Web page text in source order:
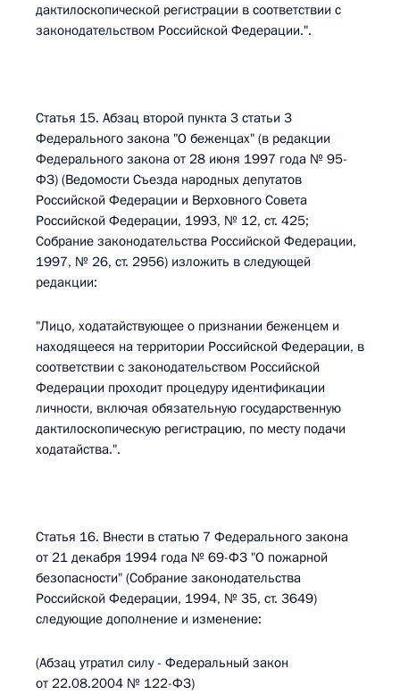
дактилоскопической регистрации в соответствии с
законодательством Российской Федерации.".
Статья 15. Абзац второй пункта 3 статьи 3
Федерального закона "О беженцах" (в редакции
Федерального закона от 28 июня 1997 года № 95-
ФЗ) (Ведомости Съезда народных депутатов
Российской Федерации и Верховного Совета
Российской Федерации, 1993, № 12, ст. 425;
Собрание законодательства Российской Федерации,
1997, № 26, ст. 2956) изложить в следующей
редакции:
"Лицо, ходатайствующее о признании беженцем и
находящееся на территории Российской Федерации, в
соответствии с законодательством Российской
Федерации проходит процедуру идентификации
личности, включая обязательную государственную
дактилоскопическую регистрацию, по месту подачи
ходатайства.".
Статья 16. Внести в статью 7 Федерального закона
от 21 декабря 1994 года № 69-ФЗ "О пожарной
безопасности" (Собрание законодательства
Российской Федерации, 1994, № 35, ст. 3649)
следующие дополнение и изменение:
(Абзац утратил силу - Федеральный закон
от 22.08.2004 № 122-ФЗ)